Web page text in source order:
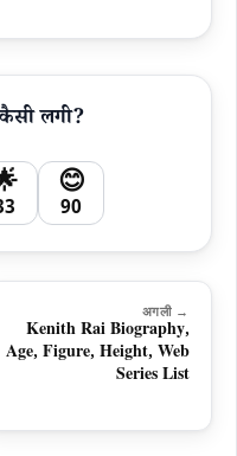
लगी?
😊
90
अगली →
Kenith Rai Biography,
Age, Figure, Height, Web
Series List